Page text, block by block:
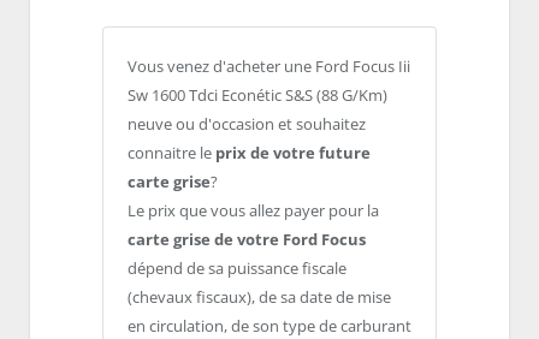
Vous venez d'acheter une Ford Focus Iii
Sw 1600 Tdci Econétic S&S (88 G/Km)
neuve ou d'occasion et souhaitez
connaitre le prix de votre future
carte grise?
Le prix que vous allez payer pour la
carte grise de votre Ford Focus
dépend de sa puissance fiscale
(chevaux fiscaux), de sa date de mise
en circulation, de son type de carburant